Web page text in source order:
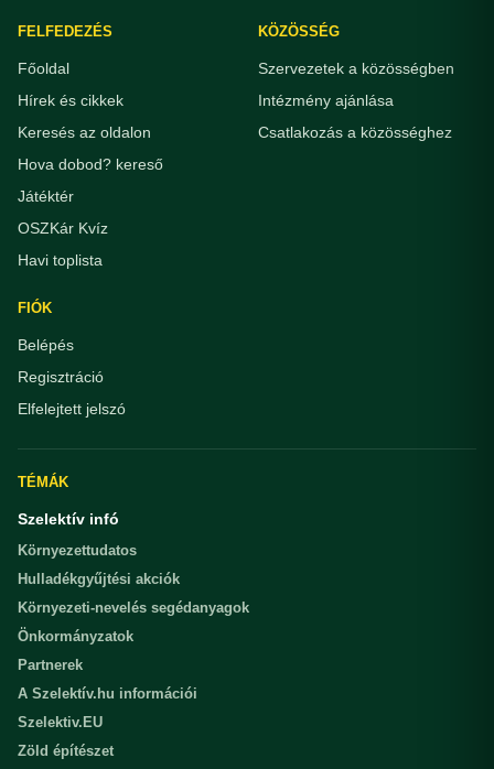
FELFEDEZÉS
Főoldal
Hírek és cikkek
Keresés az oldalon
Hova dobod? kereső
Játéktér
OSZKár Kvíz
Havi toplista
KÖZÖSSÉG
Szervezetek a közösségben
Intézmény ajánlása
Csatlakozás a közösséghez
FIÓK
Belépés
Regisztráció
Elfelejtett jelszó
TÉMÁK
Szelektív infó
Környezettudatos
Hulladékgyűjtési akciók
Környezeti-nevelés segédanyagok
Önkormányzatok
Partnerek
A Szelektív.hu információi
Szelektiv.EU
Zöld építészet